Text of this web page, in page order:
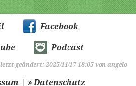
Facebook
Podcast
geändert: 2025/11/17 18:05 von angelo
| » Datenschutz